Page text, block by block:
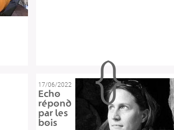
17/06/2022
Echo
répond
par les
bois